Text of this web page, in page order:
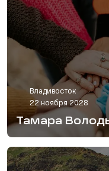
Владивосток
22 ноября 2028
Тамара